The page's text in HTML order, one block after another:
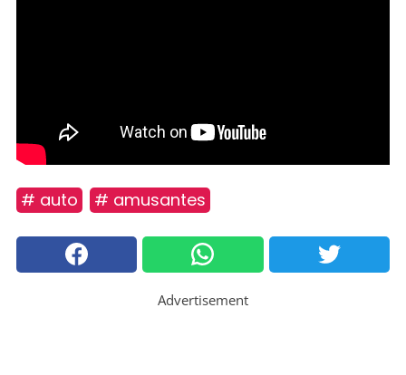
# auto # amusantes
Advertisement